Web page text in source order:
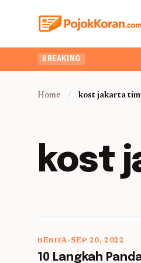
BREAKING
Home / kost jakarta
kost
BERITA•SEP 20, 2022
10 Langkah